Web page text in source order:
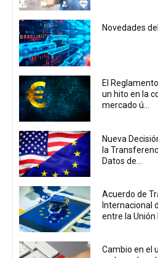
Novedades
El
un hito en la
mercado ú...
Nueva
la
Datos de...
Acuerdo de
Internacional
entre la Unión
Cambio en el